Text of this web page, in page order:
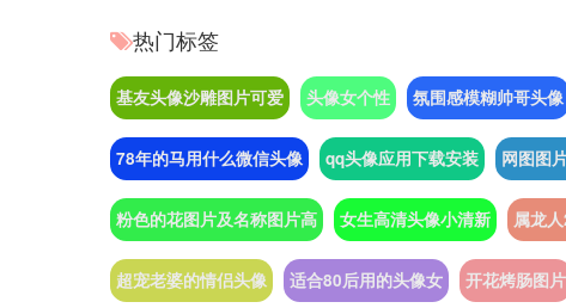
热门标签
基友头像沙雕图片可爱 头像女个性 氛围感模糊帅哥头像
78年的马用什么微信头像 qq头像应用下载安装 网图图
粉色的花图片及名称图片高 女生高清头像小清新 属龙
超宠老婆的情侣头像 适合80后用的头像女 开花烤肠图片